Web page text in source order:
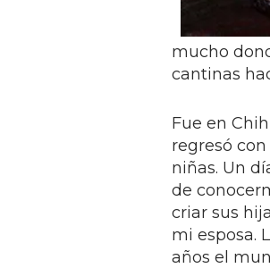
mucho
cantinas
Fue en
regresó
niñas. Un
de
criar sus
mi esposa.
años el